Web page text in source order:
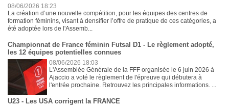
08/06/2026 18:23
La création d’une nouvelle compétition, pour les équipes des centres de
formation féminins, visant à densifier l’offre de pratique de ces catégories, a
été adoptée lors de l'Assemb...
Championnat de France féminin Futsal D1 - Le règlement adopté,
les 12 équipes potentielles connues
08/06/2026 18:03
L'Assemblée Générale de la FFF organisée le 6 juin 2026 à
Ajaccio a voté le règlement de l'épreuve qui débutera à
l'entrée prochaine. Retrouvez les principales informations. ...
U23 - Les USA corrigent la FRANCE